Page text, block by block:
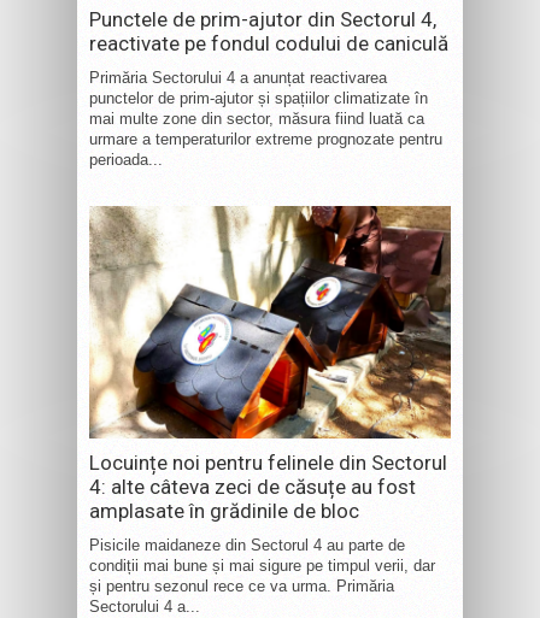
Punctele de prim-ajutor din Sectorul 4,
reactivate pe fondul codului de caniculă
Primăria Sectorului 4 a anunțat reactivarea
punctelor de prim-ajutor și spațiilor climatizate în
mai multe zone din sector, măsura fiind luată ca
urmare a temperaturilor extreme prognozate pentru
perioada...
Locuințe noi pentru felinele din Sectorul
4: alte câteva zeci de căsuțe au fost
amplasate în grădinile de bloc
Pisicile maidaneze din Sectorul 4 au parte de
condiții mai bune și mai sigure pe timpul verii, dar
și pentru sezonul rece ce va urma. Primăria
Sectorului 4 a...